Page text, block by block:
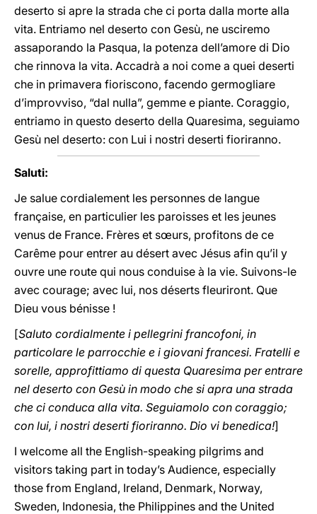
deserto si apre la strada che ci porta dalla morte alla
vita. Entriamo nel deserto con Gesù, ne usciremo
assaporando la Pasqua, la potenza dell’amore di Dio
che rinnova la vita. Accadrà a noi come a quei deserti
che in primavera fioriscono, facendo germogliare
d’improvviso, “dal nulla”, gemme e piante. Coraggio,
entriamo in questo deserto della Quaresima, seguiamo
Gesù nel deserto: con Lui i nostri deserti fioriranno.
Saluti:
Je salue cordialement les personnes de langue
française, en particulier les paroisses et les jeunes
venus de France. Frères et sœurs, profitons de ce
Carême pour entrer au désert avec Jésus afin qu’il y
ouvre une route qui nous conduise à la vie. Suivons-le
avec courage; avec lui, nos déserts fleuriront. Que
Dieu vous bénisse !
[Saluto cordialmente i pellegrini francofoni, in
particolare le parrocchie e i giovani francesi. Fratelli e
sorelle, approfittiamo di questa Quaresima per entrare
nel deserto con Gesù in modo che si apra una strada
che ci conduca alla vita. Seguiamolo con coraggio;
con lui, i nostri deserti fioriranno. Dio vi benedica!]
I welcome all the English-speaking pilgrims and
visitors taking part in today’s Audience, especially
those from England, Ireland, Denmark, Norway,
Sweden, Indonesia, the Philippines and the United